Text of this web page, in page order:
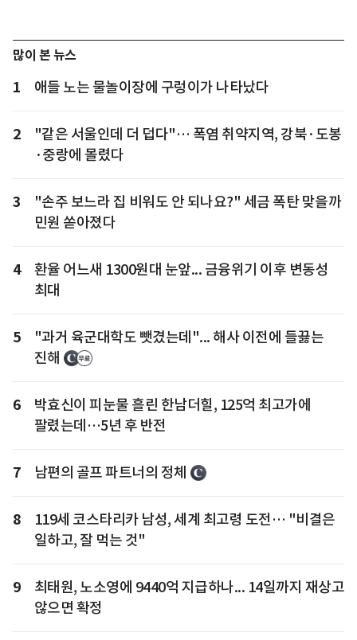
많이 본 뉴스
1 애들 노는 물놀이장에 구렁이가 나타났다
2
"같은 서울인데 더 덥다"… 폭염 취약지역, 강북·도봉
·중랑에 몰렸다
3
"손주 보느라 집 비워도 안 되나요?" 세금 폭탄 맞을까
민원 쏟아졌다
4
환율 어느새 1300원대 눈앞... 금융위기 이후 변동성
최대
5
"과거 육군대학도 뺏겼는데"... 해사 이전에 들끓는
진해
6
박효신이 피눈물 흘린 한남더힐, 125억 최고가에
팔렸는데…5년 후 반전
7 남편의 골프 파트너의 정체
8
119세 코스타리카 남성, 세계 최고령 도전… "비결은
일하고, 잘 먹는 것"
9
최태원, 노소영에 9440억 지급하나... 14일까지 재상고
않으면 확정